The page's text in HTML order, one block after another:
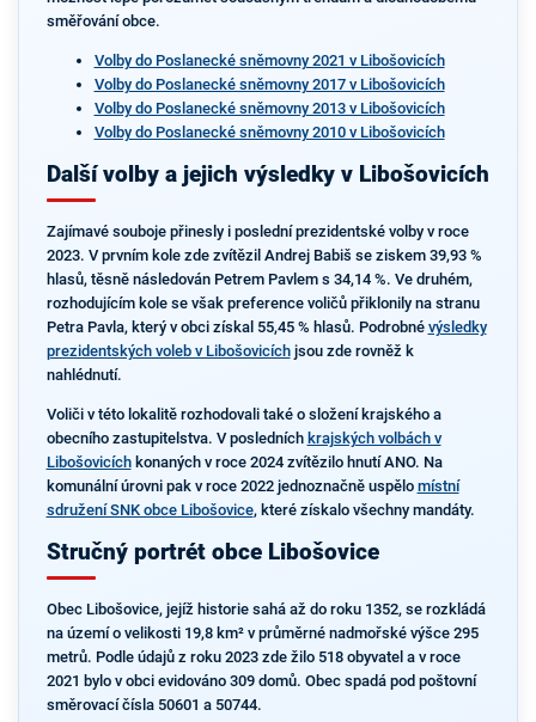
směřování obce.
Volby do Poslanecké sněmovny 2021 v Libošovicích
Volby do Poslanecké sněmovny 2017 v Libošovicích
Volby do Poslanecké sněmovny 2013 v Libošovicích
Volby do Poslanecké sněmovny 2010 v Libošovicích
Další volby a jejich výsledky v Libošovicích
Zajímavé souboje přinesly i poslední prezidentské volby v roce
2023. V prvním kole zde zvítězil Andrej Babiš se ziskem 39,93 %
hlasů, těsně následován Petrem Pavlem s 34,14 %. Ve druhém,
rozhodujícím kole se však preference voličů přiklonily na stranu
Petra Pavla, který v obci získal 55,45 % hlasů. Podrobné výsledky
prezidentských voleb v Libošovicíchjsou zde rovněž k
nahlédnutí.
Voliči v této lokalitě rozhodovali také o složení krajského a
obecního zastupitelstva. V posledních krajských volbách v
Libošovicíchkonaných v roce 2024 zvítězilo hnutí ANO. Na
komunální úrovni pak v roce 2022 jednoznačně uspělo místní
sdružení SNK obce Libošovice, které získalo všechny mandáty.
Stručný portrét obce Libošovice
Obec Libošovice, jejíž historie sahá až do roku 1352, se rozkládá
na území o velikosti 19,8 km² v průměrné nadmořské výšce 295
metrů. Podle údajů z roku 2023 zde žilo 518 obyvatel a v roce
2021 bylo v obci evidováno 309 domů. Obec spadá pod poštovní
směrovací čísla 50601 a 50744.